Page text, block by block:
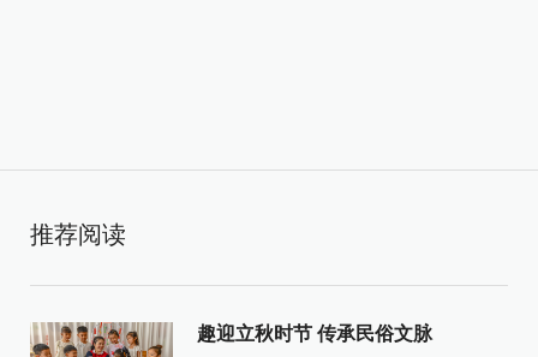
推荐阅读
趣迎立秋时节 传承民俗文脉